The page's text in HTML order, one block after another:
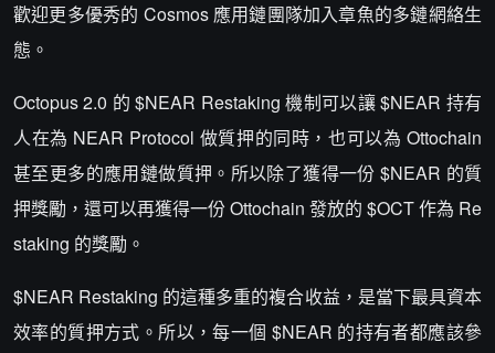
歡迎更多優秀的 Cosmos 應用鏈團隊加入章魚的多鏈網絡生
態。
Octopus 2.0 的 $NEAR Restaking 機制可以讓 $NEAR 持有
人在為 NEAR Protocol 做質押的同時，也可以為 Ottochain
甚至更多的應用鏈做質押。所以除了獲得一份 $NEAR 的質
押獎勵，還可以再獲得一份 Ottochain 發放的 $OCT 作為 Re
staking 的獎勵。
$NEAR Restaking 的這種多重的複合收益，是當下最具資本
效率的質押方式。所以，每一個 $NEAR 的持有者都應該參